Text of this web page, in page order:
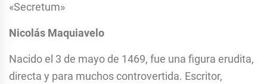
«Secretum»
Nicolás Maquiavelo
Nacido el 3 de mayo de 1469, fue una figura erudita,
directa y para muchos controvertida. Escritor,